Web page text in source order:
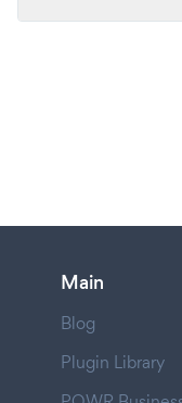
Main
Blog
Plugin Library